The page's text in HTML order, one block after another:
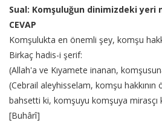
Sual: Komşuluğun dinimizdeki yeri
CEVAP
Komşulukta en önemli şey, komşu
Birkaç hadis-i şerif:
(Allah'a ve Kıyamete inanan,
(Cebrail aleyhisselam, komşu
bahsetti ki, komşuyu komşuya mirasçı
[Buhârî]